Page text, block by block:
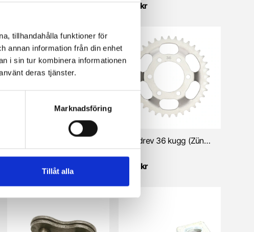
tillhandahålla funktioner för
annan information från din enhet
i sin tur kombinera informationen
deras tjänster.
Marknadsföring
Tillåt alla
135 kr
Bakdrev 36 kugg (Zündapp KS50) Kupat/6 bultar
180 kr